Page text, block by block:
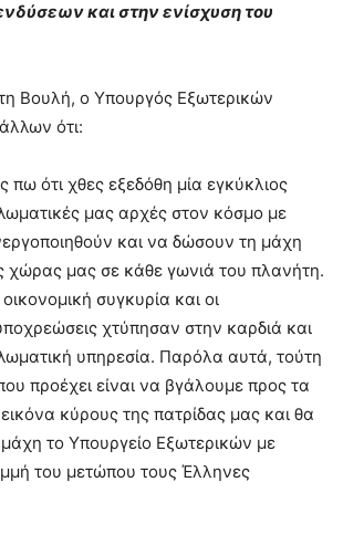
και στην ενίσχυση του
Βουλή, ο Υπουργός Εξωτερικών
ότι:
ότι χθες εξεδόθη μία εγκύκλιος
μας αρχές στον κόσμο με
και να δώσουν τη μάχη
χώρας μας σε κάθε γωνιά του πλανήτη.
συγκυρία και οι
χτύπησαν στην καρδιά και
υπηρεσία. Παρόλα αυτά, τούτη
προέχει είναι να βγάλουμε προς τα
κύρους της πατρίδας μας και θα
το Υπουργείο Εξωτερικών με
του μετώπου τους Έλληνες